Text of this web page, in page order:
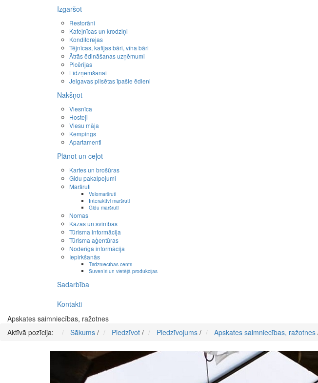
Izgaršot
Restorāni
Kafejnīcas un krodziņi
Konditorejas
Tējnīcas, kafijas bāri, vīna bāri
Ātrās ēdināšanas uzņēmumi
Picērijas
Līdzņemšanai
Jelgavas pilsētas īpašie ēdieni
Nakšņot
Viesnīca
Hosteļi
Viesu māja
Kempings
Apartamenti
Plānot un ceļot
Kartes un brošūras
Gidu pakalpojumi
Maršruti
Velomaršruti
Interaktīvi maršruti
Gidu maršruti
Nomas
Kāzas un svinības
Tūrisma informācija
Tūrisma aģentūras
Noderīga informācija
Iepirkšanās
Tirdzniecības centri
Suvenīri un vietējā produkcijas
Sadarbība
Kontakti
Apskates saimniecības, ražotnes
Aktīvā pozīcija:
Sākums / Piedzīvot / Piedzīvojums / Apskates saimniecības, ražotnes